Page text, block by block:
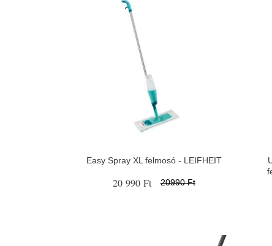
Easy Spray XL felmosó - LEIFHEIT
20 990 Ft 20990 Ft